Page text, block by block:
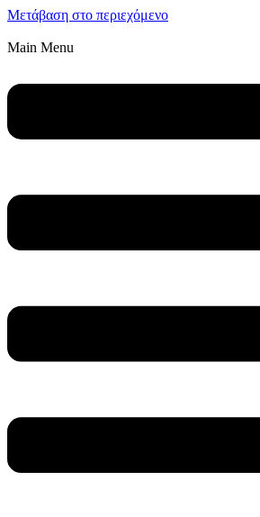
Μετάβαση στο περιεχόμενο
Main Menu